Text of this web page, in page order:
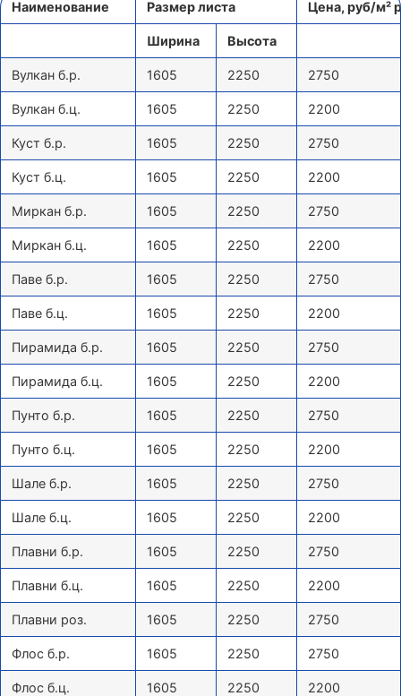
Наименование Размер листа Цена, руб/м²
Ширина Высота
Вулкан б.р. 1605 2250 2750
Вулкан б.ц. 1605 2250 2200
Куст б.р. 1605 2250 2750
Куст б.ц. 1605 2250 2200
Миркан б.р. 1605 2250 2750
Миркан б.ц. 1605 2250 2200
Паве б.р. 1605 2250 2750
Паве б.ц. 1605 2250 2200
Пирамида б.р. 1605 2250 2750
Пирамида б.ц. 1605 2250 2200
Пунто б.р. 1605 2250 2750
Пунто б.ц. 1605 2250 2200
Шале б.р. 1605 2250 2750
Шале б.ц. 1605 2250 2200
Плавни б.р. 1605 2250 2750
Плавни б.ц. 1605 2250 2200
Плавни роз. 1605 2250 2750
Флос б.р. 1605 2250 2750
Флос б.ц. 1605 2250 2200